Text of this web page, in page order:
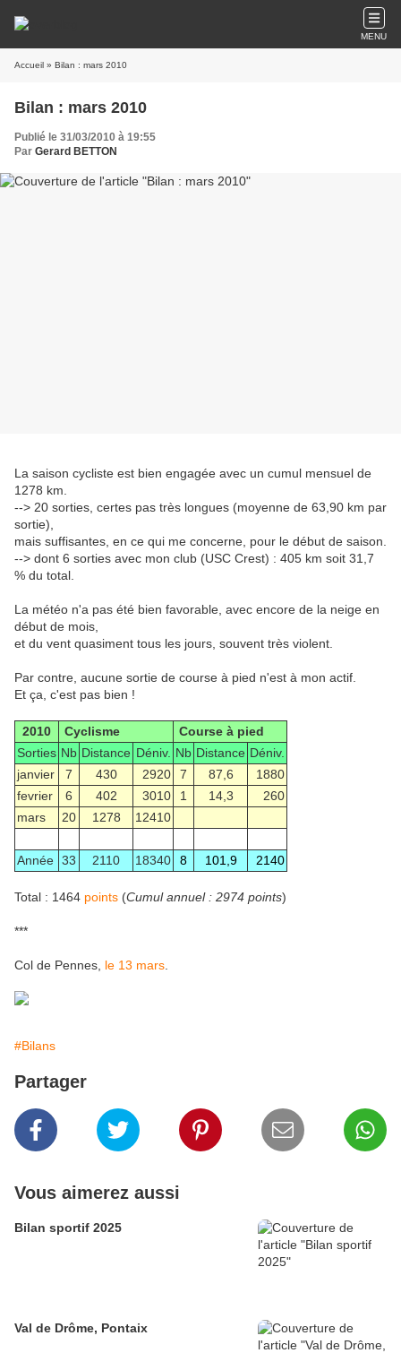
MENU
Accueil » Bilan : mars 2010
Bilan : mars 2010
Publié le 31/03/2010 à 19:55
Par Gerard BETTON
La saison cycliste est bien engagée avec un cumul mensuel de
1278 km.
--> 20 sorties, certes pas très longues (moyenne de 63,90 km par
sortie),
mais suffisantes, en ce qui me concerne, pour le début de saison.
--> dont 6 sorties avec mon club (USC Crest) : 405 km soit 31,7
% du total.
La météo n'a pas été bien favorable, avec encore de la neige en
début de mois,
et du vent quasiment tous les jours, souvent très violent.
Par contre, aucune sortie de course à pied n'est à mon actif.
Et ça, c'est pas bien !
2010 Cyclisme
Course à pied
Sorties Nb Distance Déniv. Nb Distance Déniv.
janvier
7 430 2920 7 87,6
1880
fevrier
6 402 3010 1 14,3
260
mars
20 1278 12410
Année 33 2110 18340 8 101,9 2140
Total : 1464 points (Cumul annuel : 2974 points)
***
Col de Pennes, le 13 mars
#Bilans
Partager
Vous aimerez aussi
Bilan sportif 2025
Val de Drôme, Pontaix